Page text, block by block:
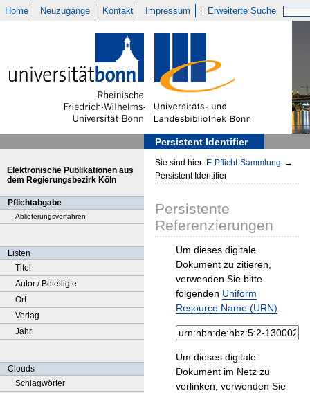
Home Neuzugänge Kontakt Impressum Erweiterte Suche
Persistent Identifier
Elektronische Publikationen aus
dem Regierungsbezirk Köln
Pflichtabgabe
Ablieferungsverfahren
Listen
Titel
Autor / Beteiligte
Ort
Verlag
Jahr
Clouds
Schlagwörter
Sie sind hier: E-Pflicht-Sammlung →
Persistent Identifier
Persistente
Referenzierungen
Um dieses digitale
Dokument zu zitieren,
verwenden Sie bitte
folgenden Uniform
Resource Name (URN)
Um dieses digitale
Dokument im Netz zu
verlinken, verwenden Sie